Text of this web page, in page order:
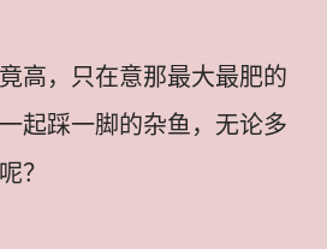
高，只在意那最大最肥的
起踩一脚的杂鱼，无论多
？